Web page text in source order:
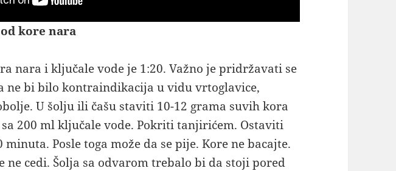
kore nara
nara i ključale vode je 1:20. Važno je pridržavati se
ne bi bilo kontraindikacija u vidu vrtoglavice,
U šolju ili čašu staviti 10-12 grama suvih kora
200 ml ključale vode. Pokriti tanjirićem. Ostaviti
minuta. Posle toga može da se pije. Kore ne bacajte.
ne cedi. Šolja sa odvarom trebalo bi da stoji pored